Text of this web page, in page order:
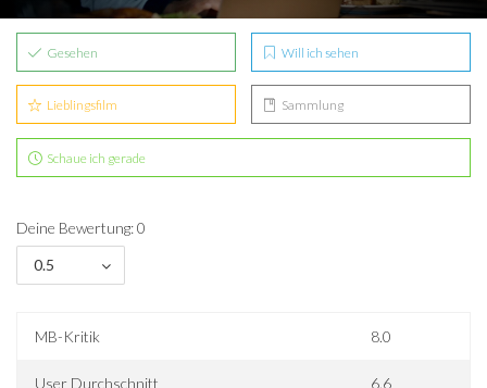
Gesehen Will ich sehen
Lieblingsfilm Sammlung
Schaue ich gerade
Deine Bewertung: 0
0.5
MB-Kritik 8.0
User Durchschnitt 6.6